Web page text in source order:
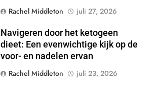
Rachel Middleton
juli 27, 2026
Navigeren door het ketogeen
dieet: Een evenwichtige kijk op de
voor- en nadelen ervan
Rachel Middleton
juli 23, 2026